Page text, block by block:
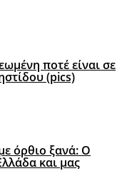
ποτέ είναι σε
(pics)
όρθιο ξανά: Ο
και μας